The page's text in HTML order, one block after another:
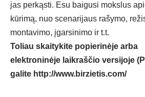
jas perkąsti. Esu baigusi mokslus
kūrimą, nuo scenarijaus rašymo,
montavimo, įgarsinimo ir t.t.
Toliau skaitykite popierinėje arba
elektroninėje laikraščio versijoje
galite http://www.birzietis.com/